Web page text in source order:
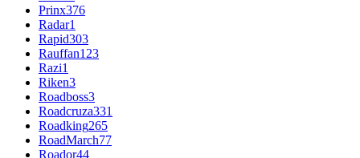
Prinx376
Radar1
Rapid303
Rauffan123
Razi1
Riken3
Roadboss3
Roadcruza331
Roadking265
RoadMarch77
Roador44